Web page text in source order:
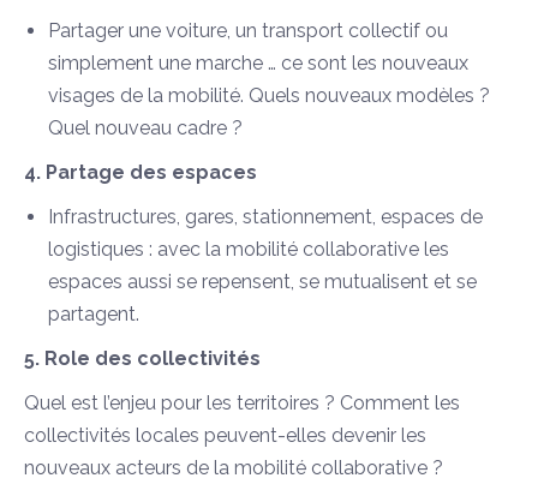
Partager une voiture, un transport collectif ou
simplement une marche … ce sont les nouveaux
visages de la mobilité. Quels nouveaux modèles ?
Quel nouveau cadre ?
4. Partage des espaces
Infrastructures, gares, stationnement, espaces de
logistiques : avec la mobilité collaborative les
espaces aussi se repensent, se mutualisent et se
partagent.
5. Role des collectivités
Quel est l’enjeu pour les territoires ? Comment les
collectivités locales peuvent-elles devenir les
nouveaux acteurs de la mobilité collaborative ?